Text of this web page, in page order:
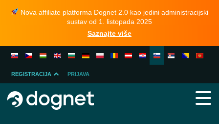
Nova affiliate platforma Dognet 2.0 kao jedini administracijski
sustav od 1. listopada 2025
Saznajte više
REGISTRACIJA
OGLAŠEVALEC
PRIJAVA